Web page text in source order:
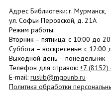
Адрес Библиотеки: г. Мурманск,
ул. Софьи Перовской, д. 21А
Режим работы:
Вторник – пятница: с 10:00 до
Суббота – воскресенье: c 12:00
Выходной день – понедельник
Телефон для справок: +7 (8152)
E-mail: ruslib@mgounb.ru
Политика обработки